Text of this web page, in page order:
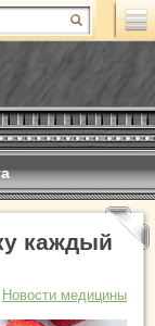
каждый
Новости медицины